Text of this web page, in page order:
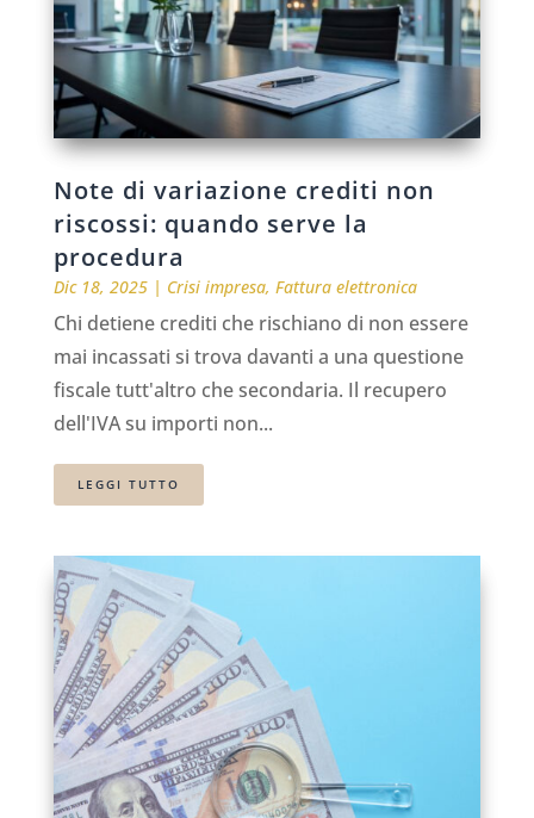
Note di variazione crediti non
riscossi: quando serve la
procedura
Dic 18, 2025| Crisi impresa, Fattura elettronica
Chi detiene crediti che rischiano di non essere
mai incassati si trova davanti a una questione
fiscale tutt'altro che secondaria. Il recupero
dell'IVA su importi non...
LEGGI TUTTO